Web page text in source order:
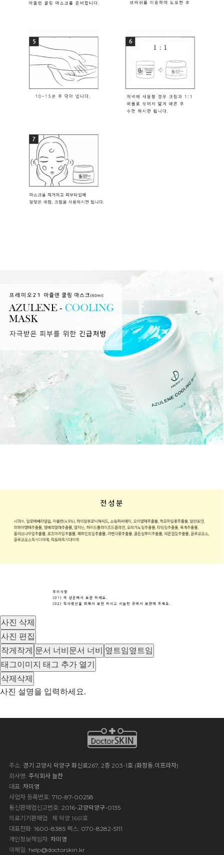
사진 삭제
사진 편집
작게 작게 문서 너비 문서 너비 옆트임옆트임
태그이미지 태그 추가 열기
삭제 삭제
사진 설명을 입력하세요.
주소: 경기 고양시 덕양구 화신로267, 2층 203-1호 (화정동,이프라자)
회사명: 주식회사 늘찬
대표: 차미영
사업자 등록번호: 710-87-00258
통신판매업신고번호: 2016-고양덕양구-0135
의료기기판매업 : 제 덕양 1661호
대표전화: 1600-8385 팩스: 070-8282-5111
개인정보책임자: 차미영
이메일: help@doctorskin.kr